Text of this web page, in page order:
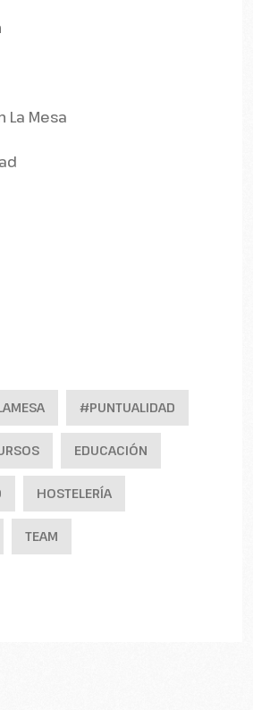
La Mesa
#PUNTUALIDAD
EDUCACIÓN
HOSTELERÍA
TEAM